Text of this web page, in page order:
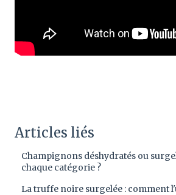
Articles liés
Champignons déshydratés ou
chaque catégorie ?
La truffe noire surgelée : comment